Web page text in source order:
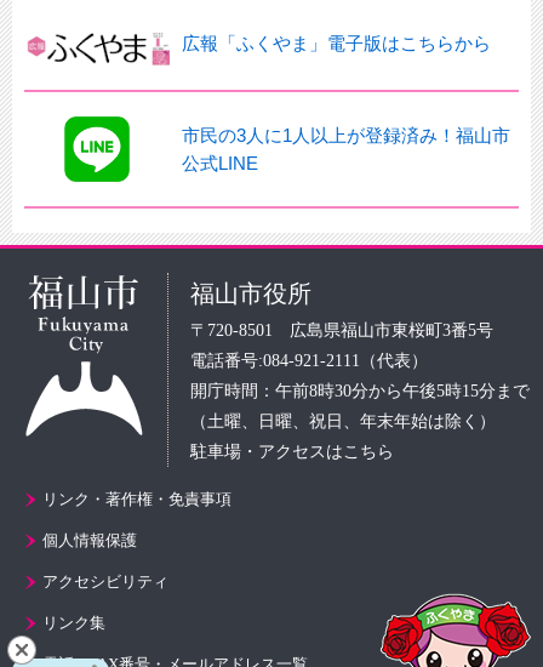
広報「ふくやま」電子版はこちらから
市民の3人に1人以上が登録済み！福山市
公式LINE
福山市役所
〒720-8501 広島県福山市東桜町3番5号
電話番号:084-921-2111（代表）
開庁時間：午前8時30分から午後5時15分まで
（土曜、日曜、祝日、年末年始は除く）
駐車場・アクセスはこちら
リンク・著作権・免責事項
個人情報保護
アクセシビリティ
リンク集